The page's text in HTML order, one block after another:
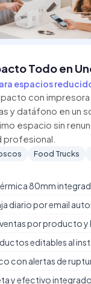
Todo en
espacios
con
y datáfono en un
espacio sin
profesional.
Food Trucks
80mm
diario por email
por producto y
editables al
con alertas de
y efectivo